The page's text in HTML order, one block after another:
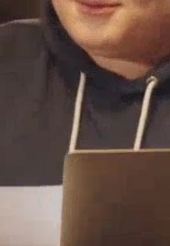
מאמן פרטי